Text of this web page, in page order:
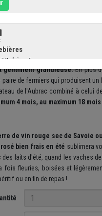
et lui a conféré une renommée
environ un an.
offre une consistance souple
gentiment granuleuse.En plus
de fermiers qui produisent
de l'Aubrac combiné à celui
4 mois, au maximum 18
de vin rouge sec de Savoie
bien frais en été sublimera
laits d'été, quand les vaches
fois fleuries, boisées et
ou en fin de repas !